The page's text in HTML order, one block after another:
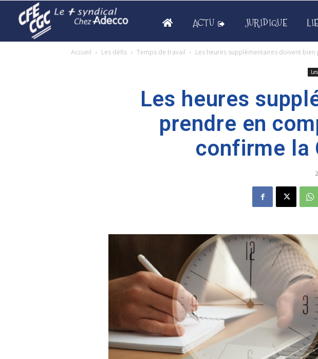
ACTU JURIDIQUE
Accueil Les défis Temps de travail Les heures supplémentaires doivent
Les heures
prendre en
confirme la